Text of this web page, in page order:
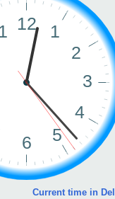
Current time in